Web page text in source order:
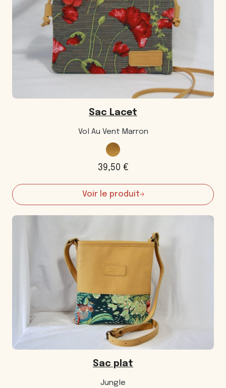
Sac Lacet
Vol Au Vent Marron
39,50 €
Voir le produit
:
Sac
Lacet
Sac plat
Jungle